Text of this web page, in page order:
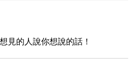
見的人說你想說的話！